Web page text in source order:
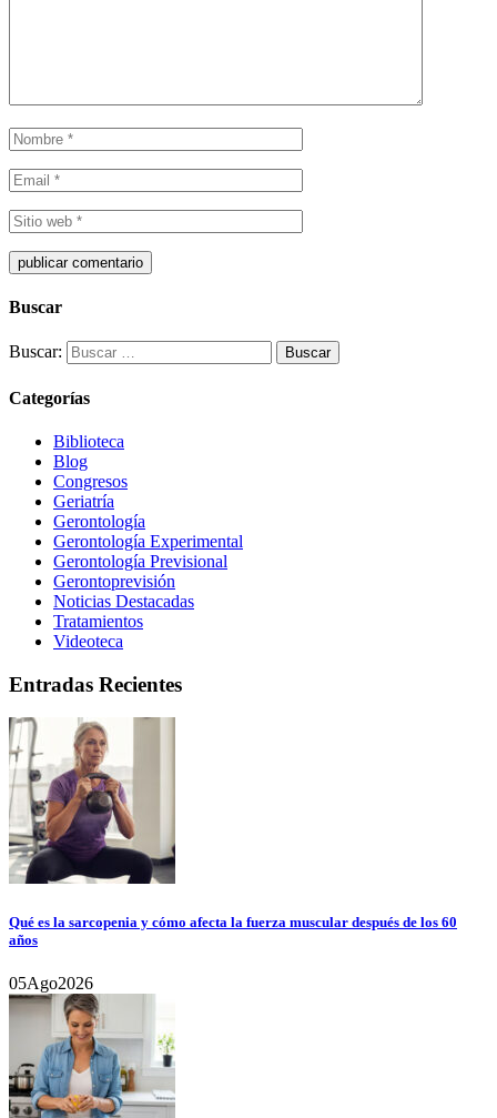
Buscar
Buscar:
Categorías
Biblioteca
Blog
Congresos
Geriatría
Gerontología
Gerontología Experimental
Gerontología Previsional
Gerontoprevisión
Noticias Destacadas
Tratamientos
Videoteca
Entradas Recientes
Qué es la sarcopenia y cómo afecta la fuerza muscular después de los 60
años
05Ago2026